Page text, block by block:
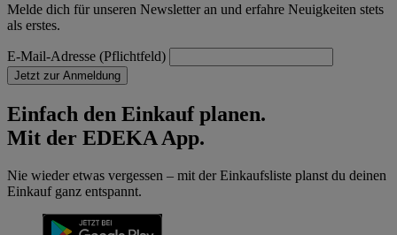
Melde dich für unseren Newsletter an und erfahre Neuigkeiten stets
als erstes.
E-Mail-Adresse (Pflichtfeld)
Jetzt zur Anmeldung
Einfach den Einkauf planen.
Mit der EDEKA App.
Nie wieder etwas vergessen – mit der Einkaufsliste planst du deinen
Einkauf ganz entspannt.